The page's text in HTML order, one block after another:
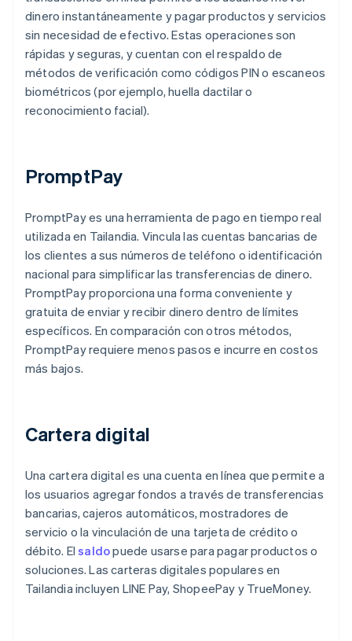
dinero instantáneamente y pagar productos y servicios
sin necesidad de efectivo. Estas operaciones son
rápidas y seguras, y cuentan con el respaldo de
métodos de verificación como códigos PIN o escaneos
biométricos (por ejemplo, huella dactilar o
reconocimiento facial).
PromptPay
PromptPay es una herramienta de pago en tiempo real
utilizada en Tailandia. Vincula las cuentas bancarias de
los clientes a sus números de teléfono o identificación
nacional para simplificar las transferencias de dinero.
PromptPay proporciona una forma conveniente y
gratuita de enviar y recibir dinero dentro de límites
específicos. En comparación con otros métodos,
PromptPay requiere menos pasos e incurre en costos
más bajos.
Cartera digital
Una cartera digital es una cuenta en línea que permite a
los usuarios agregar fondos a través de transferencias
bancarias, cajeros automáticos, mostradores de
servicio o la vinculación de una tarjeta de crédito o
débito. Elsaldopuede usarse para pagar productos o
soluciones. Las carteras digitales populares en
Tailandia incluyen LINE Pay, ShopeePay y TrueMoney.